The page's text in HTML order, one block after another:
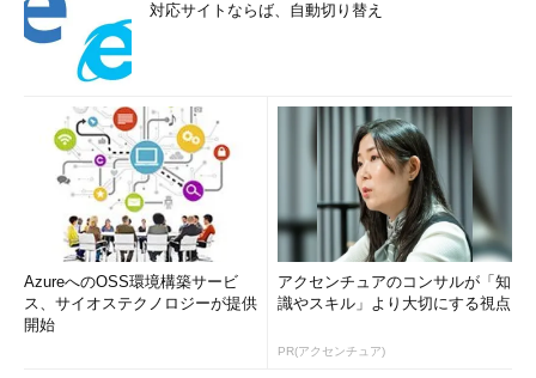
Windows 10 Sモードの「よくある」かもしれない質問（バ
ージョン2004版）
Windows 10 May 2020 Update（バージョン2004）で失わ
れた機能まとめ
永遠にさようなら、RemoteFX 3Dビデオアダプター
Windows Updateの「詳細オプション」に「プライバシー
の設定」が配置されている理由
「Windows×OpenSSH×WSL 2＝ほぼほぼネイティブな
Linux」に見えてしまう、の作り方
Windows 10 HomeはDocker Desktop for Windowsの夢が
Windows 10 バージョン2004から消えた（？）自動ログオ
対応サイトならば、自動切り替え
AzureへのOSS環境構築サービ
ス、サイオステクノロジーが提供
開始
アクセンチュアのコンサルが「知
識やスキル」より大切にする視点
PR(アクセンチュア)